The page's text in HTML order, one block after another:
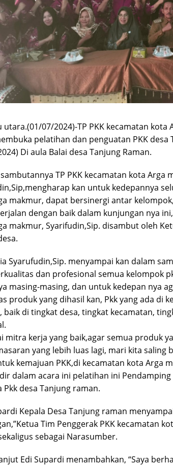
utara.(01/07/2024)-TP PKK kecamatan
pelatihan dan penguatan PKK desa
Di aula Balai desa Tanjung Raman.
TP PKK kecamatan kota Arga
kan untuk kedepannya
makmur, dapat bersinergi antar
dengan baik dalam kunjungan nya
makmur, Syarifudin,Sip. disambut oleh
Syarufudin,Sip. menyampai kan dalam
dan profesional semua kelompok
masing-masing, dan untuk kedepan nya
produk yang dihasil kan, Pkk yang ada di
baik di tingkat desa, tingkat kecamatan,
mitra kerja yang baik,agar semua produk
yang lebih luas lagi, mari kita
kemajuan PKK,di kecamatan kota Arga
dalam acara ini pelatihan ini
Pkk desa Tanjung raman.
Kepala Desa Tanjung raman
Tim Penggerak PKK kecamatan
sebagai Narasumber.
Edi Supardi menambahkan, “Saya